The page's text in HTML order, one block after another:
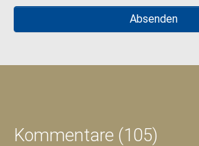
Kommentare (105)